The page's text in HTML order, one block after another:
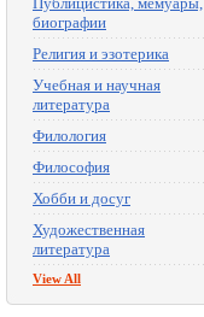
биографии
Религия и эзотерика
Учебная и научная
литература
Филология
Философия
Хобби и досуг
Художественная
литература
View All